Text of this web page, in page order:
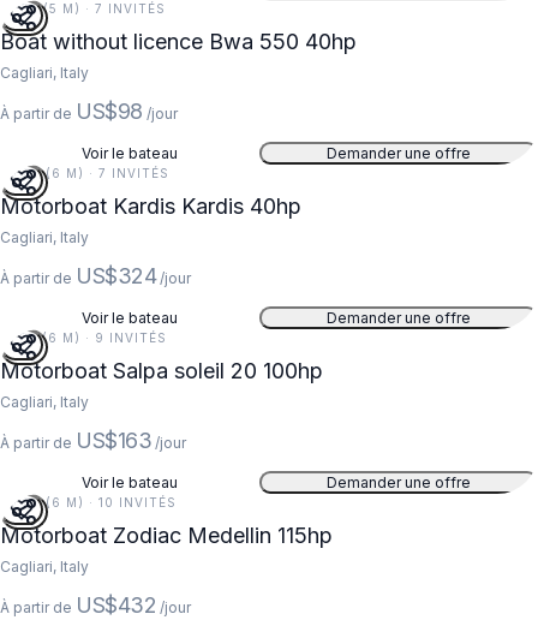
18 FT (5 M) · 7 INVITÉS
Boat without licence Bwa 550 40hp
Cagliari, Italy
À partir de US$98 /jour
Voir le bateau Demander une offre
20 FT (6 M) · 7 INVITÉS
Motorboat Kardis Kardis 40hp
Cagliari, Italy
À partir de US$324 /jour
Voir le bateau Demander une offre
21 FT (6 M) · 9 INVITÉS
Motorboat Salpa soleil 20 100hp
Cagliari, Italy
À partir de US$163 /jour
Voir le bateau Demander une offre
20 FT (6 M) · 10 INVITÉS
Motorboat Zodiac Medellin 115hp
Cagliari, Italy
À partir de US$432 /jour